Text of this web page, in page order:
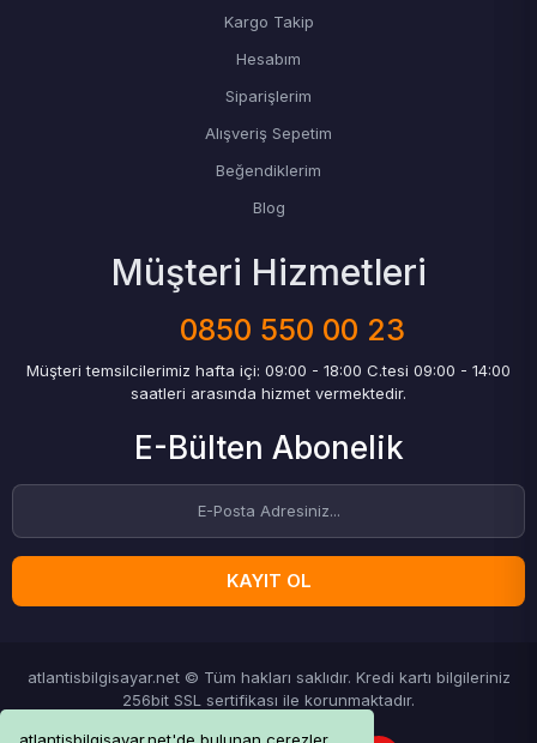
Kargo Takip
Hesabım
Siparişlerim
Alışveriş Sepetim
Beğendiklerim
Blog
Müşteri Hizmetleri
0850 550 00 23
Müşteri temsilcilerimiz hafta içi: 09:00 - 18:00 C.tesi 09:00 - 14:00
saatleri arasında hizmet vermektedir.
E-Bülten Abonelik
KAYIT OL
atlantisbilgisayar.net © Tüm hakları saklıdır. Kredi kartı bilgileriniz
256bit SSL sertifikası ile korunmaktadır.